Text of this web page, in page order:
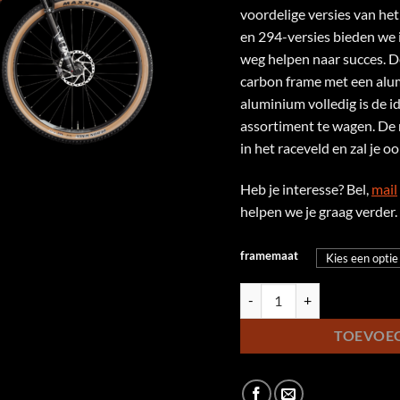
voordelige versies van
en 294-versies bieden
weg helpen naar succes.
carbon frame met een
aluminium volledig is de
assortiment te wagen.
in het raceveld en zal je
Heb je interesse? Bel, mail
helpen we je graag verder.
framemaat